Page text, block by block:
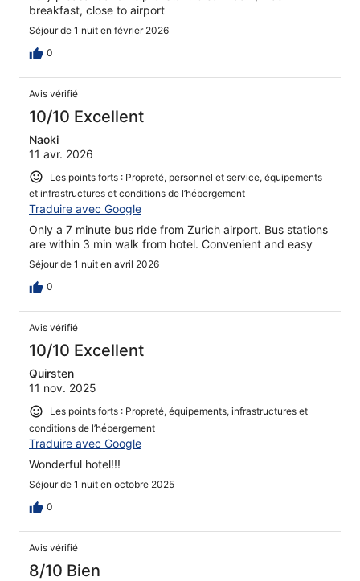
breakfast, close to airport
Séjour de 1 nuit en février 2026
0
Avis vérifié
10/10 Excellent
Naoki
11 avr. 2026
Les points forts : Propreté, personnel et service, équipements
et infrastructures et conditions de l’hébergement
Traduire avec Google
Only a 7 minute bus ride from Zurich airport. Bus stations
are within 3 min walk from hotel. Convenient and easy
Séjour de 1 nuit en avril 2026
0
Avis vérifié
10/10 Excellent
Quirsten
11 nov. 2025
Les points forts : Propreté, équipements, infrastructures et
conditions de l’hébergement
Traduire avec Google
Wonderful hotel!!!
Séjour de 1 nuit en octobre 2025
0
Avis vérifié
8/10 Bien